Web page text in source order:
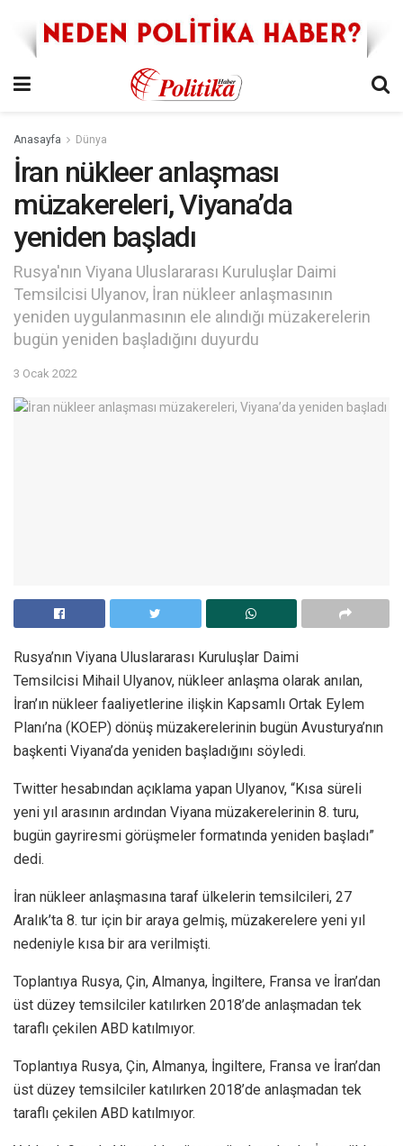
Anasayfa Dünya
İran nükleer anlaşması
müzakereleri, Viyana’da
yeniden başladı
Rusya'nın Viyana Uluslararası Kuruluşlar Daimi
Temsilcisi Ulyanov, İran nükleer anlaşmasının
yeniden uygulanmasının ele alındığı müzakerelerin
bugün yeniden başladığını duyurdu
3 Ocak 2022
Rusya’nın Viyana Uluslararası Kuruluşlar Daimi
Temsilcisi Mihail Ulyanov, nükleer anlaşma olarak anılan,
İran’ın nükleer faaliyetlerine ilişkin Kapsamlı Ortak Eylem
Planı’na (KOEP) dönüş müzakerelerinin bugün Avusturya’nın
başkenti Viyana’da yeniden başladığını söyledi.
Twitter hesabından açıklama yapan Ulyanov, “Kısa süreli
yeni yıl arasının ardından Viyana müzakerelerinin 8. turu,
bugün gayriresmi görüşmeler formatında yeniden başladı”
dedi.
İran nükleer anlaşmasına taraf ülkelerin temsilcileri, 27
Aralık’ta 8. tur için bir araya gelmiş, müzakerelere yeni yıl
nedeniyle kısa bir ara verilmişti.
Toplantıya Rusya, Çin, Almanya, İngiltere, Fransa ve İran’dan
üst düzey temsilciler katılırken 2018’de anlaşmadan tek
taraflı çekilen ABD katılmıyor.
Toplantıya Rusya, Çin, Almanya, İngiltere, Fransa ve İran’dan
üst düzey temsilciler katılırken 2018’de anlaşmadan tek
taraflı çekilen ABD katılmıyor.